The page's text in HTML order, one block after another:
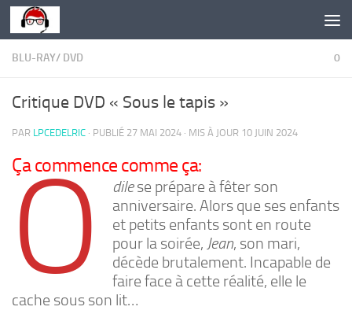
Skip to content
BLU-RAY/ DVD 0
Critique DVD « Sous le tapis »
PAR LPCEDELRIC · PUBLIÉ 27 MAI 2024 · MIS À JOUR 10 JUIN 2024
Ça commence comme ça:
O dilese prépare à fêter son
anniversaire. Alors que ses enfants
et petits enfants sont en route
pour la soirée, Jean, son mari,
décède brutalement. Incapable de
faire face à cette réalité, elle le
cache sous son lit…